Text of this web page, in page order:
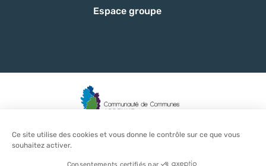
Espace groupe
Mentions légales - Politique de confidentialité - CGU - CGV -
Plan du site - Éditer mes cookies
Ce site est protégé par reCAPTCHA. Les
règles de confidentialité
Ce site utilise des cookies et vous donne le contrôle sur ce que vous
souhaitez activer.
Consentements certifiés par